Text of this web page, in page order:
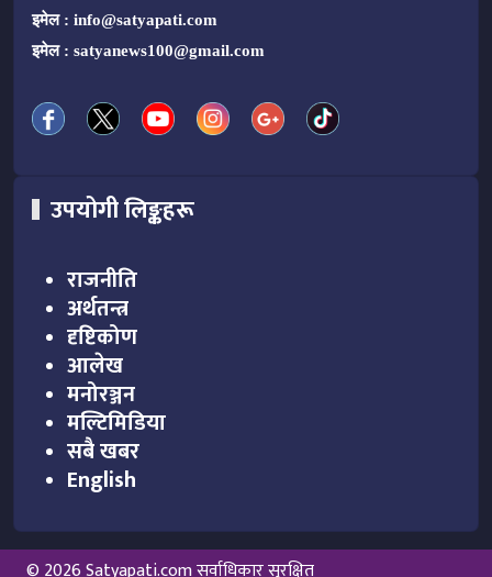
इमेल : info@satyapati.com
इमेल : satyanews100@gmail.com
उपयोगी लिङ्कहरू
राजनीति
अर्थतन्त्र
दृष्टिकोण
आलेख
मनोरञ्जन
मल्टिमिडिया
सबै खबर
English